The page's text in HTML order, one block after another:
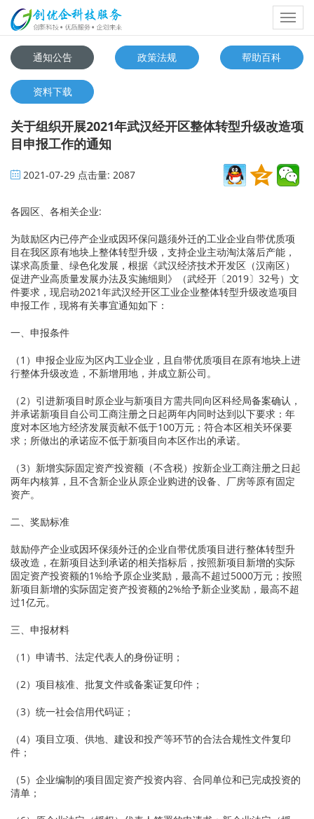
通知公告
政策法规 帮助百科
资料下载
关于组织开展2021年武汉经开区整体转型升级改造项
目申报工作的通知
2021-07-29 点击量: 2087
各园区、各相关企业:
为鼓励区内已停产企业或因环保问题须外迁的工业企业自带优质项
目在我区原有地块上整体转型升级，支持企业主动淘汰落后产能，
谋求高质量、绿色化发展，根据《武汉经济技术开发区（汉南区）
促进产业高质量发展办法及实施细则》（武经开〔2019〕32号）文
件要求，现启动2021年武汉经开区工业企业整体转型升级改造项目
申报工作，现将有关事宜通知如下：
一、申报条件
（1）申报企业应为区内工业企业，且自带优质项目在原有地块上进
行整体升级改造，不新增用地，并成立新公司。
（2）引进新项目时原企业与新项目方需共同向区科经局备案确认，
并承诺新项目自公司工商注册之日起两年内同时达到以下要求：年
度对本区地方经济发展贡献不低于100万元；符合本区相关环保要
求；所做出的承诺应不低于新项目向本区作出的承诺。
（3）新增实际固定资产投资额（不含税）按新企业工商注册之日起
两年内核算，且不含新企业从原企业购进的设备、厂房等原有固定
资产。
二、奖励标准
鼓励停产企业或因环保须外迁的企业自带优质项目进行整体转型升
级改造，在新项目达到承诺的相关指标后，按照新项目新增的实际
固定资产投资额的1%给予原企业奖励，最高不超过5000万元；按照
新项目新增的实际固定资产投资额的2%给予新企业奖励，最高不超
过1亿元。
三、申报材料
（1）申请书、法定代表人的身份证明；
（2）项目核准、批复文件或备案证复印件；
（3）统一社会信用代码证；
（4）项目立项、供地、建设和投产等环节的合法合规性文件复印
件；
（5）企业编制的项目固定资产投资内容、合同单位和已完成投资的
清单；